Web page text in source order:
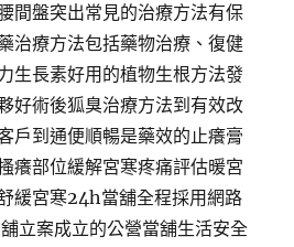
間盤突出常見的治療方法有保
治療方法包括藥物治療、復健
生長素好用的植物生根方法發
好術後狐臭治療方法到有效改
戶到通便順暢是藥效的止癢膏
癢部位緩解宮寒疼痛評估暖宮
緩宮寒24h當舖全程採用網路
立案成立的公營當舖生活安全